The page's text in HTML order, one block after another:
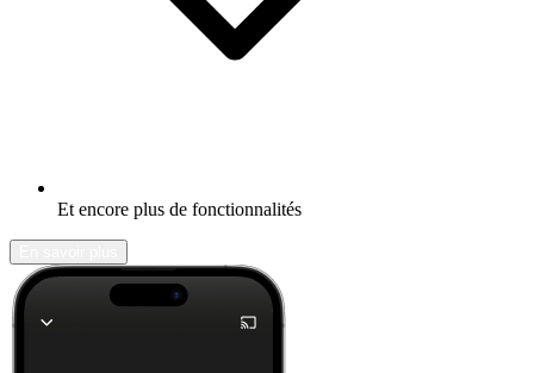
Et encore plus de fonctionnalités